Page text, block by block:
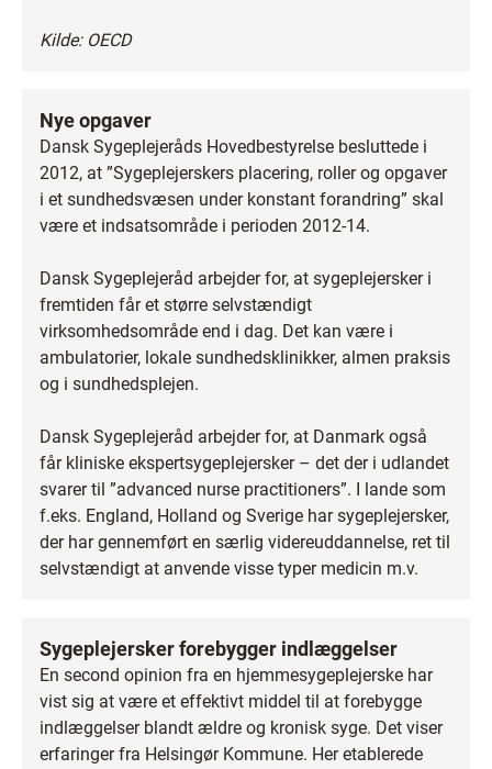
Kilde: OECD
Nye opgaver
Dansk Sygeplejeråds Hovedbestyrelse besluttede i
2012, at ”Sygeplejerskers placering, roller og opgaver
i et sundhedsvæsen under konstant forandring” skal
være et indsatsområde i perioden 2012-14.
Dansk Sygeplejeråd arbejder for, at sygeplejersker i
fremtiden får et større selvstændigt
virksomhedsområde end i dag. Det kan være i
ambulatorier, lokale sundhedsklinikker, almen praksis
og i sundhedsplejen.
Dansk Sygeplejeråd arbejder for, at Danmark også
får kliniske ekspertsygeplejersker – det der i udlandet
svarer til ”advanced nurse practitioners”. I lande som
f.eks. England, Holland og Sverige har sygeplejersker,
der har gennemført en særlig videreuddannelse, ret til
selvstændigt at anvende visse typer medicin m.v.
Sygeplejersker forebygger indlæggelser
En second opinion fra en hjemmesygeplejerske har
vist sig at være et effektivt middel til at forebygge
indlæggelser blandt ældre og kronisk syge. Det viser
erfaringer fra Helsingør Kommune. Her etablerede